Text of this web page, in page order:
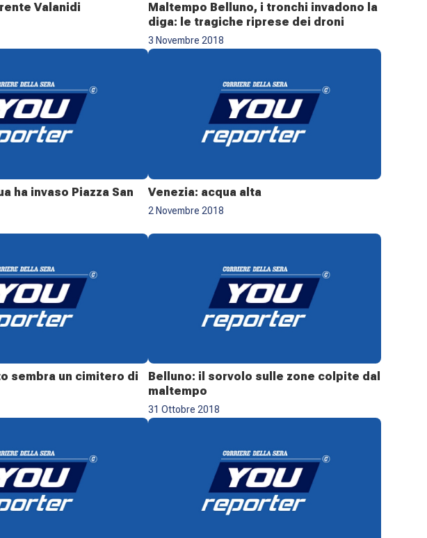
Valanidi
Maltempo Belluno, i tronchi invadono la
diga: le tragiche riprese dei droni
3 Novembre 2018
ha invaso Piazza San
Venezia: acqua alta
2 Novembre 2018
sembra un cimitero di
Belluno: il sorvolo sulle zone colpite dal
maltempo
31 Ottobre 2018